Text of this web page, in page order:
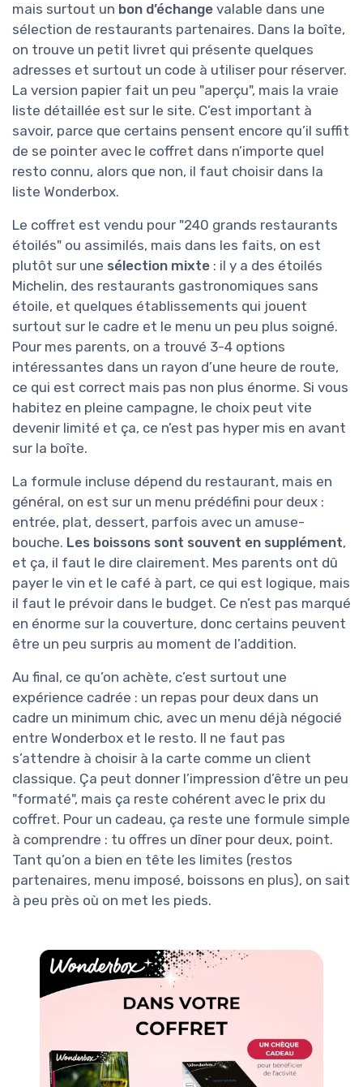
mais surtout un bon d’échange valable dans une
sélection de restaurants partenaires. Dans la boîte,
on trouve un petit livret qui présente quelques
adresses et surtout un code à utiliser pour réserver.
La version papier fait un peu "aperçu", mais la vraie
liste détaillée est sur le site. C’est important à
savoir, parce que certains pensent encore qu’il suffit
de se pointer avec le coffret dans n’importe quel
resto connu, alors que non, il faut choisir dans la
liste Wonderbox.
Le coffret est vendu pour "240 grands restaurants
étoilés" ou assimilés, mais dans les faits, on est
plutôt sur une sélection mixte : il y a des étoilés
Michelin, des restaurants gastronomiques sans
étoile, et quelques établissements qui jouent
surtout sur le cadre et le menu un peu plus soigné.
Pour mes parents, on a trouvé 3-4 options
intéressantes dans un rayon d’une heure de route,
ce qui est correct mais pas non plus énorme. Si vous
habitez en pleine campagne, le choix peut vite
devenir limité et ça, ce n’est pas hyper mis en avant
sur la boîte.
La formule incluse dépend du restaurant, mais en
général, on est sur un menu prédéfini pour deux :
entrée, plat, dessert, parfois avec un amuse-
bouche. Les boissons sont souvent en supplément,
et ça, il faut le dire clairement. Mes parents ont dû
payer le vin et le café à part, ce qui est logique, mais
il faut le prévoir dans le budget. Ce n’est pas marqué
en énorme sur la couverture, donc certains peuvent
être un peu surpris au moment de l’addition.
Au final, ce qu’on achète, c’est surtout une
expérience cadrée : un repas pour deux dans un
cadre un minimum chic, avec un menu déjà négocié
entre Wonderbox et le resto. Il ne faut pas
s’attendre à choisir à la carte comme un client
classique. Ça peut donner l’impression d’être un peu
"formaté", mais ça reste cohérent avec le prix du
coffret. Pour un cadeau, ça reste une formule simple
à comprendre : tu offres un dîner pour deux, point.
Tant qu’on a bien en tête les limites (restos
partenaires, menu imposé, boissons en plus), on sait
à peu près où on met les pieds.